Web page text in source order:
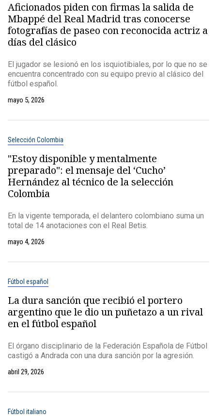
Aficionados piden con firmas la salida de
Mbappé del Real Madrid tras conocerse
fotografías de paseo con reconocida actriz a
días del clásico
El jugador se lesionó en los isquiotibiales, por lo que no se
encuentra concentrado con su equipo previo al clásico del
fútbol español.
mayo 5, 2026
Selección Colombia
"Estoy disponible y mentalmente
preparado": el mensaje del ‘Cucho’
Hernández al técnico de la selección
Colombia
En la vigente temporada, el delantero colombiano suma un
total de 14 anotaciones con el Real Betis.
mayo 4, 2026
Fútbol español
La dura sanción que recibió el portero
argentino que le dio un puñetazo a un rival
en el fútbol español
El órgano disciplinario de la Federación Española de Fútbol
castigó a Andrada con una dura sanción por la agresión.
abril 29, 2026
Fútbol italiano